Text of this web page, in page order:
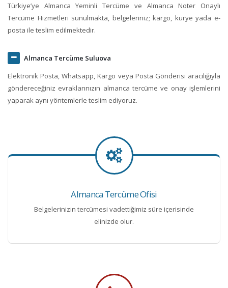
Türkiye’ye Almanca Yeminli Tercüme ve Almanca Noter Onaylı
Tercüme Hizmetleri sunulmakta, belgeleriniz; kargo, kurye yada e-
posta ile teslim edilmektedir.
Almanca Tercüme Suluova
Elektronik Posta, Whatsapp, Kargo veya Posta Gönderisi aracılığıyla
göndereceğiniz evraklarınızın almanca tercüme ve onay işlemlerini
yaparak aynı yöntemlerle teslim ediyoruz.
Almanca Tercüme Ofisi
Belgelerinizin tercümesi vadettiğimiz süre içerisinde
elinizde olur.